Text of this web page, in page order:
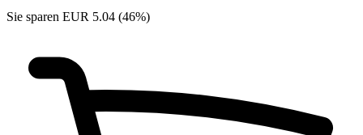
Sie sparen EUR 5.04 (46%)